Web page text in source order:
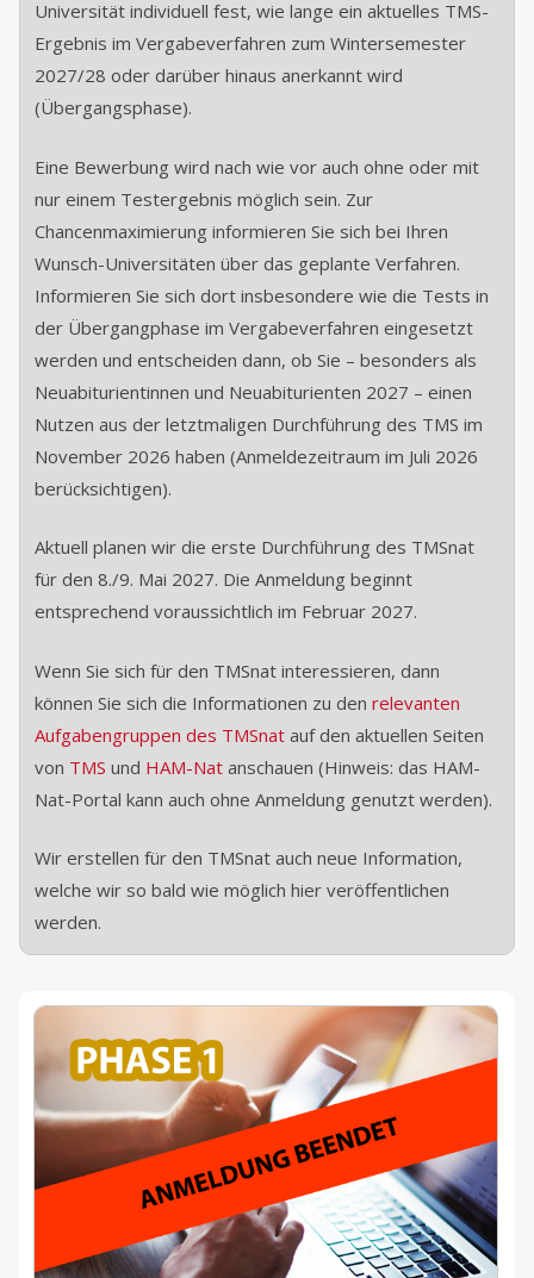
Universität individuell fest, wie lange ein aktuelles TMS-
Ergebnis im Vergabeverfahren zum Wintersemester
2027/28 oder darüber hinaus anerkannt wird
(Übergangsphase).
Eine Bewerbung wird nach wie vor auch ohne oder mit
nur einem Testergebnis möglich sein. Zur
Chancenmaximierung informieren Sie sich bei Ihren
Wunsch-Universitäten über das geplante Verfahren.
Informieren Sie sich dort insbesondere wie die Tests in
der Übergangphase im Vergabeverfahren eingesetzt
werden und entscheiden dann, ob Sie – besonders als
Neuabiturientinnen und Neuabiturienten 2027 – einen
Nutzen aus der letztmaligen Durchführung des TMS im
November 2026 haben (Anmeldezeitraum im Juli 2026
berücksichtigen).
Aktuell planen wir die erste Durchführung des TMSnat
für den 8./9. Mai 2027. Die Anmeldung beginnt
entsprechend voraussichtlich im Februar 2027.
Wenn Sie sich für den TMSnat interessieren, dann
können Sie sich die Informationen zu denrelevanten
Aufgabengruppen des TMSnat auf den aktuellen Seiten
von TMS und HAM-Nat anschauen (Hinweis: das HAM-
Nat-Portal kann auch ohne Anmeldung genutzt werden).
Wir erstellen für den TMSnat auch neue Information,
welche wir so bald wie möglich hier veröffentlichen
werden.